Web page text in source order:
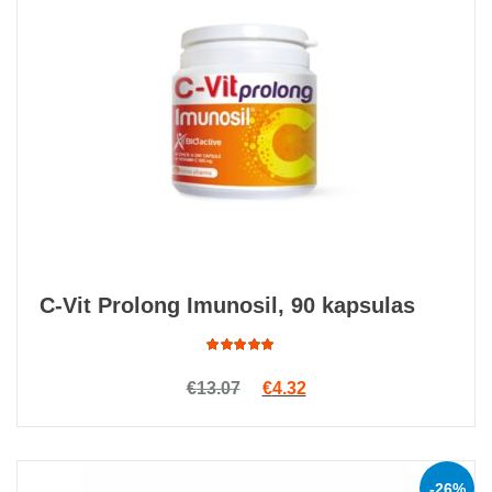
C-Vit Prolong Imunosil, 90 kapsulas
4.89
out
€13.07 Original price was: €13.07.
€4.32Current price is: €4.32.